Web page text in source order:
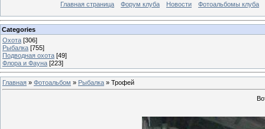
Главная страница Форум клуба Новости Фотоальбомы клуба
Categories
Охота [306]
Рыбалка [755]
Подводная охота [49]
Флора и Фауна [223]
Главная » Фотоальбом » Рыбалка » Трофей